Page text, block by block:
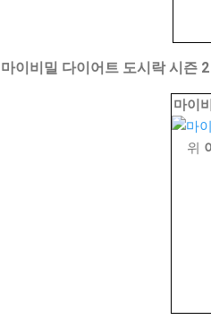
마이비밀 다이어트 도시락 시즌
마이
위